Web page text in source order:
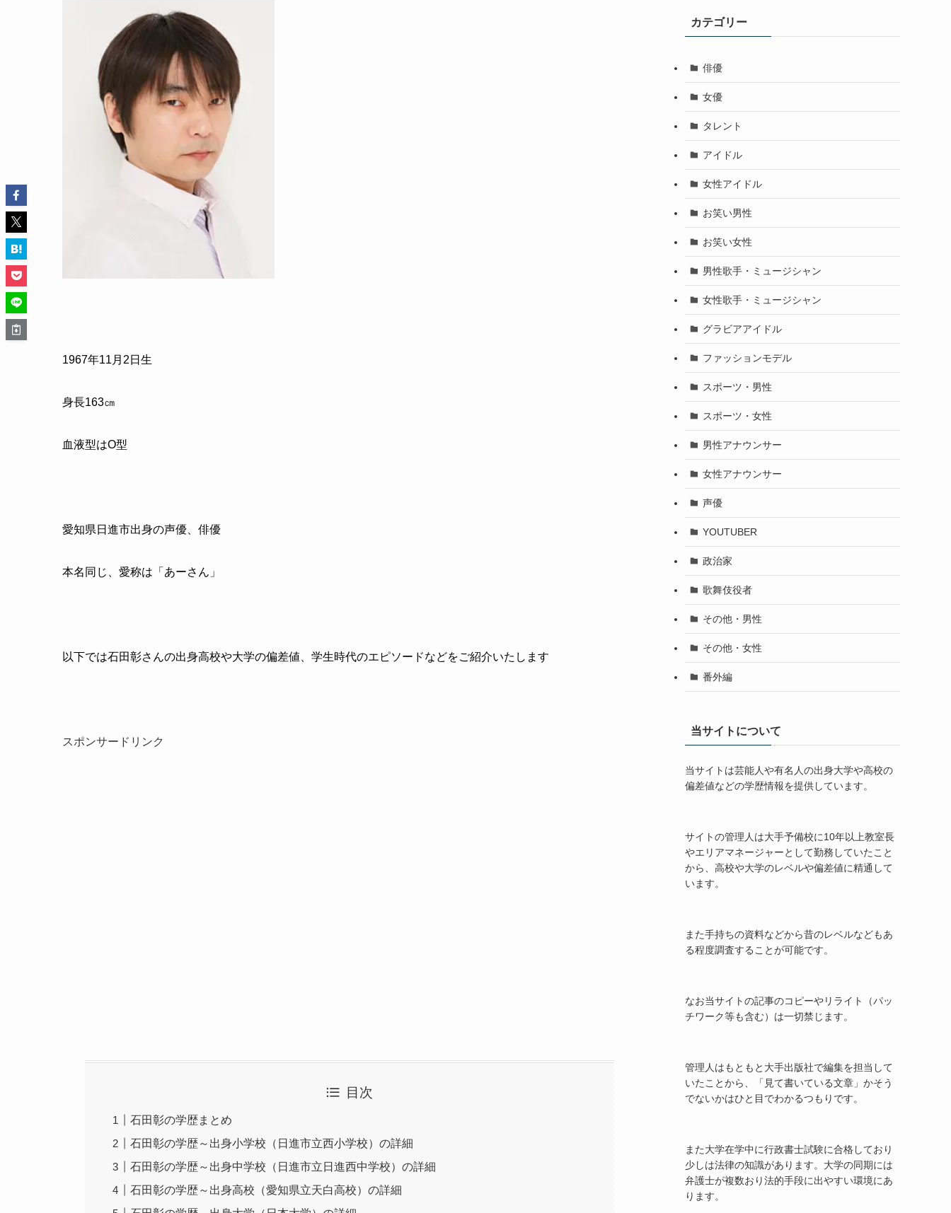
1967年11月2日生
身長163㎝
血液型はO型
愛知県日進市出身の声優、俳優
本名同じ、愛称は「あーさん」
以下では石田彰さんの出身高校や大学の偏差値、学生時代のエピソードなどをご紹介いたします
スポンサードリンク
目次
石田彰の学歴まとめ
石田彰の学歴～出身小学校（日進市立西小学校）の詳細
石田彰の学歴～出身中学校（日進市立日進西中学校）の詳細
石田彰の学歴～出身高校（愛知県立天白高校）の詳細
カテゴリー
俳優
女優
タレント
アイドル
女性アイドル
お笑い男性
お笑い女性
男性歌手・ミュージシャン
女性歌手・ミュージシャン
グラビアアイドル
ファッションモデル
スポーツ・男性
スポーツ・女性
男性アナウンサー
女性アナウンサー
声優
YOUTUBER
政治家
歌舞伎役者
その他・男性
その他・女性
番外編
当サイトについて
当サイトは芸能人や有名人の出身大学や高校の
偏差値などの学歴情報を提供しています。
サイトの管理人は大手予備校に10年以上教室長
やエリアマネージャーとして勤務していたこと
から、高校や大学のレベルや偏差値に精通して
います。
また手持ちの資料などから昔のレベルなどもあ
る程度調査することが可能です。
なお当サイトの記事のコピーやリライト（パッ
チワーク等も含む）は一切禁じます。
管理人はもともと大手出版社で編集を担当して
いたことから、「見て書いている文章」かそう
でないかはひと目でわかるつもりです。
また大学在学中に行政書士試験に合格しており
少しは法律の知識があります。大学の同期には
弁護士が複数おり法的手段に出やすい環境にあ
ります。